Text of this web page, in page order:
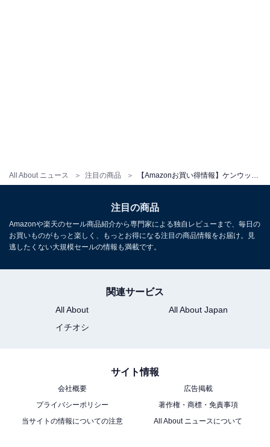
All About ニュース 注目の商品
ル 圧倒的な地図の見やすさ 操作感 インダッシュナビ
HDMI入力 ハイレゾ音源対応 ブラック KENWOOD
Amazonで見る
ケンウッド(KENWOOD) カーナビ 彩速 7インチ MDV-
M809HD スマートフォンのハイビジョン映像を大画面で
注目の商品
Amazonや楽天のセール商品紹介から専門家による独自レビューまで、毎日の
お買いものがもっと楽しく、もっとお得になる注目の商品情報をお届け。見
逃したくない大規模セールの情報も満載です。
関連サービス
All About
All About Japan
イチオシ
サイト情報
会社概要
広告掲載
プライバシーポリシー
著作権・商標・免責事項
当サイトの情報についての注意
All About ニュースについて